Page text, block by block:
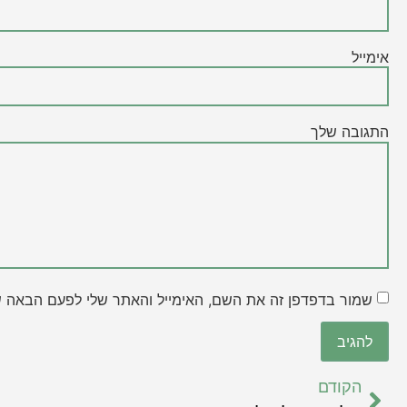
אימייל
התגובה שלך
שמור בדפדפן זה את השם, האימייל והאתר שלי לפעם הבאה
הקודם